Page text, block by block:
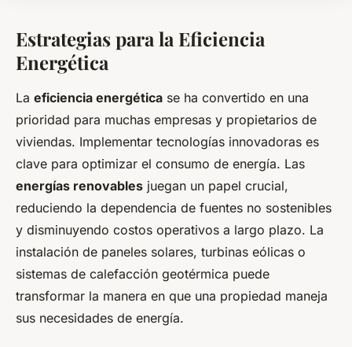
Estrategias para la Eficiencia
Energética
La eficiencia energética se ha convertido en una
prioridad para muchas empresas y propietarios de
viviendas. Implementar tecnologías innovadoras es
clave para optimizar el consumo de energía. Las
energías renovables juegan un papel crucial,
reduciendo la dependencia de fuentes no sostenibles
y disminuyendo costos operativos a largo plazo. La
instalación de paneles solares, turbinas eólicas o
sistemas de calefacción geotérmica puede
transformar la manera en que una propiedad maneja
sus necesidades de energía.